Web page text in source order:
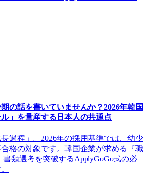
期の話を書いていませんか？2026年韓国
」を量産する日本人の共通点
過程」。2026年の採用基準では、幼少
格の対象です。韓国企業が求める『職
類選考を突破するApplyGoGo式の必